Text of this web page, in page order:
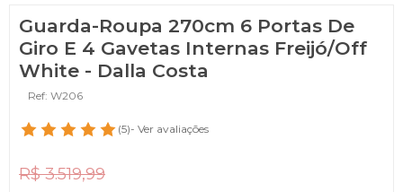
Guarda-Roupa 270cm 6 Portas De
Giro E 4 Gavetas Internas Freijó/Off
White - Dalla Costa
Ref: W206
(5)- Ver avaliações
R$ 3.519,99